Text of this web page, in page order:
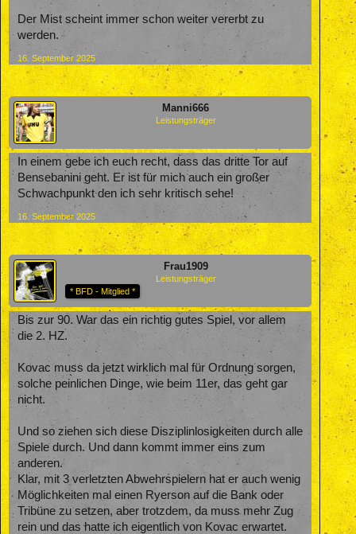
Der Mist scheint immer schon weiter vererbt zu
werden.
16. September 2025
Manni666
Leistungsträger
In einem gebe ich euch recht, dass das dritte Tor auf
Bensebanini geht. Er ist für mich auch ein großer
Schwachpunkt den ich sehr kritisch sehe!
16. September 2025
Frau1909
Leistungsträger
* BFD - Mitglied *
Bis zur 90. War das ein richtig gutes Spiel, vor allem
die 2. HZ.
Kovac muss da jetzt wirklich mal für Ordnung sorgen,
solche peinlichen Dinge, wie beim 11er, das geht gar
nicht.
Und so ziehen sich diese Disziplinlosigkeiten durch alle
Spiele durch. Und dann kommt immer eins zum
anderen.
Klar, mit 3 verletzten Abwehrspielern hat er auch wenig
Möglichkeiten mal einen Ryerson auf die Bank oder
Tribüne zu setzen, aber trotzdem, da muss mehr Zug
rein und das hatte ich eigentlich von Kovac erwartet.